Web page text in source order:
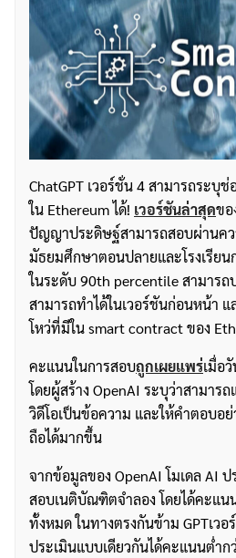
ChatGPT เวอร์ชั่น 4 สามารถระบุ
ใน Ethereum ได้! เวอร์ชันล่าสุดขอ
ปัญญาประดิษฐ์สามารถสอบผ่านค
มัธยมศึกษาตอนปลายและโรงเรีย
ในระดับ 90th percentile สามาร
สามารถทำได้ในเวอร์ชันก่อนหน้า
โหว่ที่มีใน smart contract ของ
คะแนนในการสอบถูกเผยแพร่เมื่อ
โดยผู้สร้าง OpenAI ระบุว่าสามาร
วิดีโอเป็นข้อความ และให้คำตอบอย่
ถือได้มากขึ้น
จากข้อมูลของ OpenAI โมเดล AI ป
สอบเนติบัณฑิตจำลอง โดยได้คะแ
ทั้งหมด ในทางตรงกันข้าม GPTเว
ประเมินแบบเดียวกันได้คะแนนต่ำก